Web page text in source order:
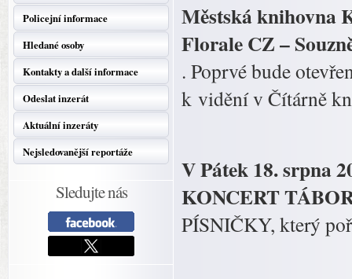
Policejní informace
Hledané osoby
Kontakty a další informace
Odeslat inzerát
Aktuální inzeráty
Nejsledovanější reportáže
Sledujte nás
Městská knihovna
Florale CZ –
. Poprvé bude
k vidění v Čítárně
V Pátek 18. srpna
KONCERT
PÍSNIČKY, který